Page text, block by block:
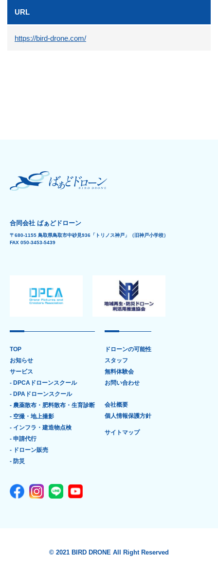
URL
https://bird-drone.com/
合同会社 ばぁどドローン
〒680-1155 鳥取県鳥取市中砂見936「トリノス神戸」（旧神戸小学校）
FAX 050-3453-5439
TOP
お知らせ
サービス
- DPCAドローンスクール
- DPAドローンスクール
- 農薬散布・肥料散布・生育診断
- 空撮・地上撮影
- インフラ・建造物点検
- 申請代行
- ドローン販売
- 防災
ドローンの可能性
スタッフ
無料体験会
お問い合わせ
会社概要
個人情報保護方針
サイトマップ
© 2021 BIRD DRONE All Right Reserved